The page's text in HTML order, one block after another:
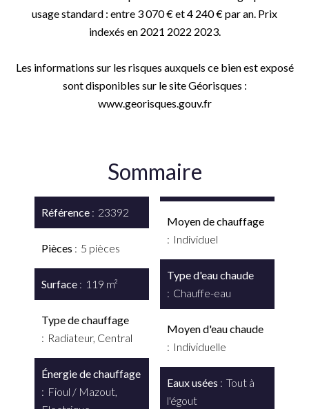
usage standard : entre 3 070 € et 4 240 € par an. Prix
indexés en 2021 2022 2023.
Les informations sur les risques auxquels ce bien est exposé
sont disponibles sur le site Géorisques :
www.georisques.gouv.fr
Sommaire
Référence 23392
Pièces 5 pièces
Surface 119 m²
Type de chauffage
Radiateur, Central
Énergie de chauffage
Fioul / Mazout,
Moyen de chauffage
Individuel
Type d'eau chaude
Chauffe-eau
Moyen d'eau chaude
Individuelle
Eaux usées
Tout à
l'égout